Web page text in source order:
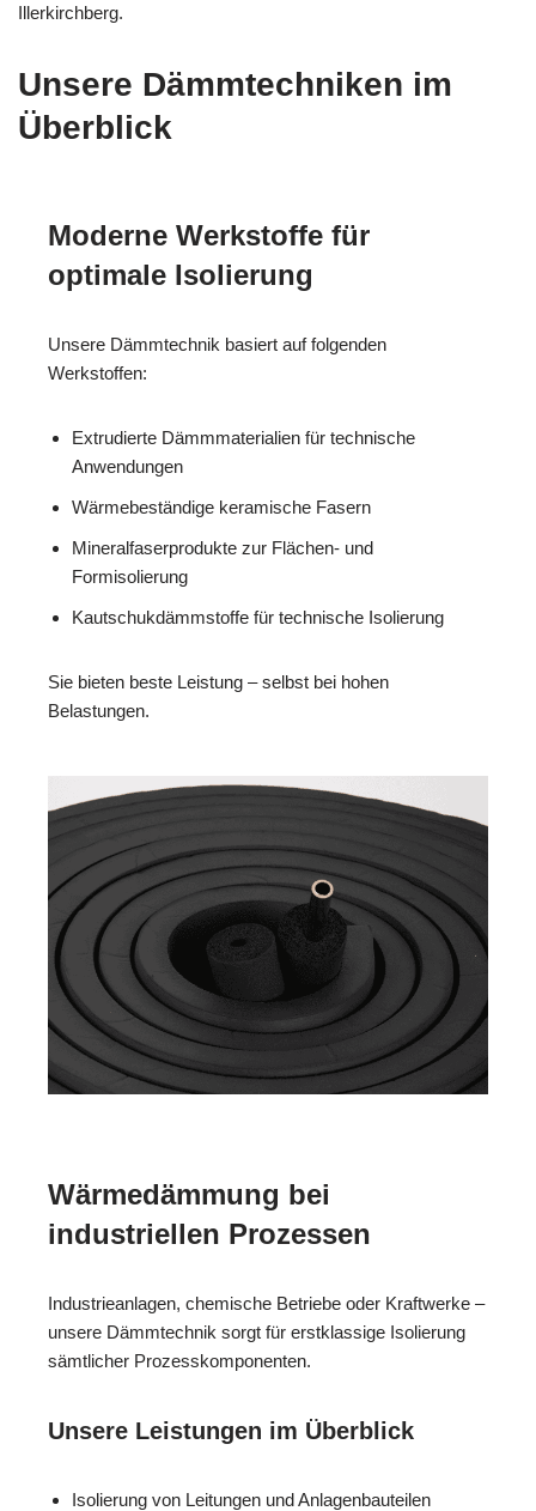
Illerkirchberg.
Unsere Dämmtechniken im
Überblick
Moderne Werkstoffe für
optimale Isolierung
Unsere Dämmtechnik basiert auf folgenden
Werkstoffen:
Extrudierte Dämmmaterialien für technische
Anwendungen
Wärmebeständige keramische Fasern
Mineralfaserprodukte zur Flächen- und
Formisolierung
Kautschukdämmstoffe für technische Isolierung
Sie bieten beste Leistung – selbst bei hohen
Belastungen.
Wärmedämmung bei
industriellen Prozessen
Industrieanlagen, chemische Betriebe oder Kraftwerke –
unsere Dämmtechnik sorgt für erstklassige Isolierung
sämtlicher Prozesskomponenten.
Unsere Leistungen im Überblick
Isolierung von Leitungen und Anlagenbauteilen